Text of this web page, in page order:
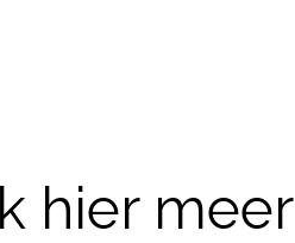
hier